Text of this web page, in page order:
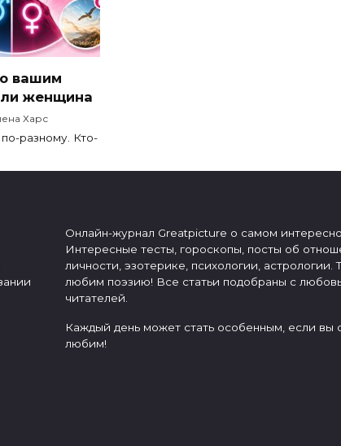
вашим
женщина
Харс
разному. Кто-
Онлайн-журнал Greatpicture о самом
Интересные тесты, гороскопы, посты об
личности, эзотерике, психологии, астрологии.
любим поэзию! Все статьи подобраны с
читателей.
Каждый день может стать особенным, если вы
любим!